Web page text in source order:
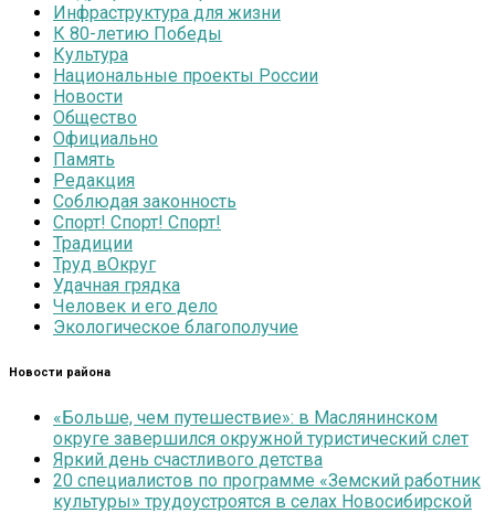
Инфраструктура для жизни
К 80-летию Победы
Культура
Национальные проекты России
Новости
Общество
Официально
Память
Редакция
Соблюдая законность
Спорт! Спорт! Спорт!
Традиции
Труд вОкруг
Удачная грядка
Человек и его дело
Экологическое благополучие
Новости района
«Больше, чем путешествие»: в Маслянинском
округе завершился окружной туристический слет
Яркий день счастливого детства
20 специалистов по программе «Земский работник
культуры» трудоустроятся в селах Новосибирской